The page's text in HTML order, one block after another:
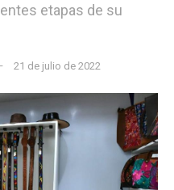
etapas de su
21 de julio de 2022